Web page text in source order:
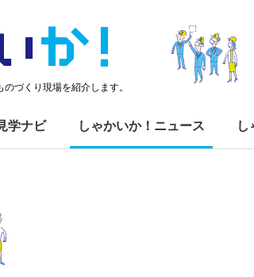
か！
づくり現場を紹介します。
学ナビ しゃかいか！ニュース し